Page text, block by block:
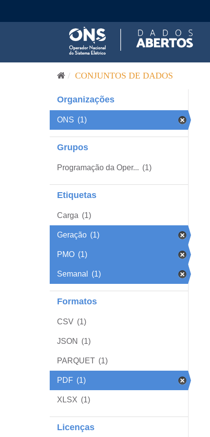
CONJUNTOS DE DADOS
Organizações
ONS (1)
Grupos
Programação da Oper... (1)
Etiquetas
Carga (1)
Geração (1)
PMO (1)
Semanal (1)
Formatos
CSV (1)
JSON (1)
PARQUET (1)
PDF (1)
XLSX (1)
Licenças